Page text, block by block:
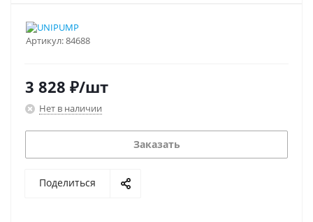
Артикул:84688
3 828 ₽/шт
Нет в наличии
Заказать
Поделиться